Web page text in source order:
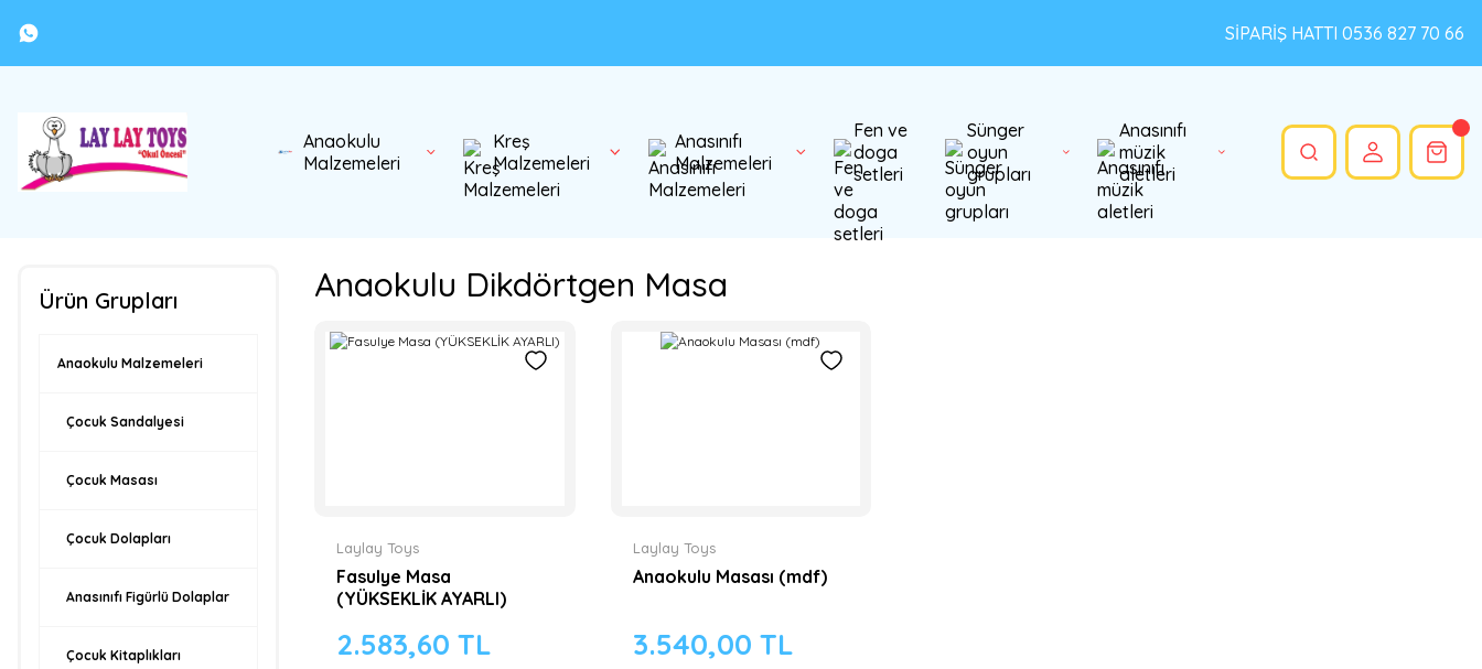
SİPARİŞ HATTI 0536 827 70 66
Anaokulu
Malzemeleri
Kreş
Malzemeleri
Anasınıfı
Malzemeleri
Fen ve
doga
setleri
Sünger
oyun
grupları
Anasınıfı
müzik
aletleri
Ürün Grupları
Anaokulu Malzemeleri
Çocuk Sandalyesi
Çocuk Masası
Çocuk Dolapları
Anasınıfı Figürlü Dolaplar
Çocuk Kitaplıkları
Anaokulu Dikdörtgen Masa
Laylay Toys
Fasulye Masa
(YÜKSEKLİK AYARLI)
2.583,60 TL
Laylay Toys
Anaokulu Masası (mdf)
3.540,00 TL